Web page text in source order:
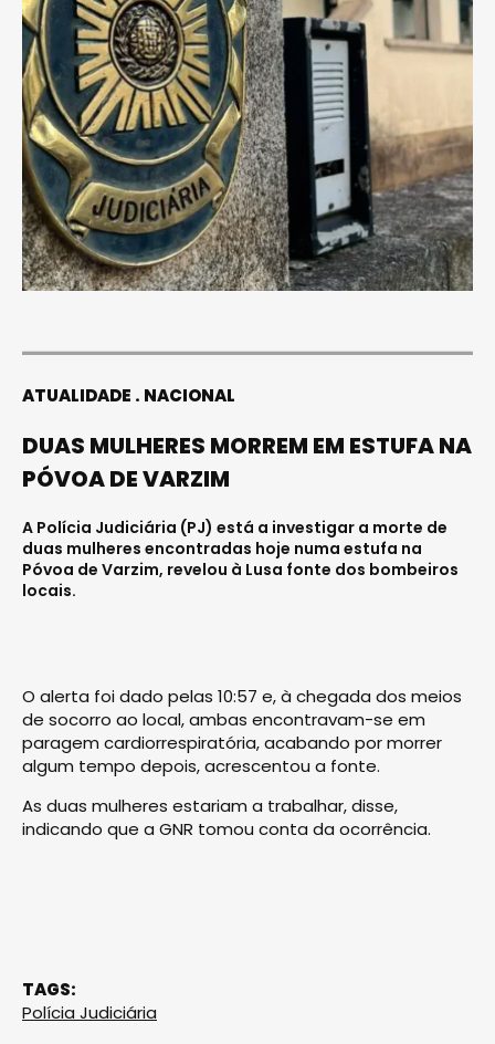
ATUALIDADE NACIONAL
DUAS MULHERES MORREM EM ESTUFA NA
PÓVOA DE VARZIM
A Polícia Judiciária (PJ) está a investigar a morte de
duas mulheres encontradas hoje numa estufa na
Póvoa de Varzim, revelou à Lusa fonte dos bombeiros
locais.
O alerta foi dado pelas 10:57 e, à chegada dos meios
de socorro ao local, ambas encontravam-se em
paragem cardiorrespiratória, acabando por morrer
algum tempo depois, acrescentou a fonte.
As duas mulheres estariam a trabalhar, disse,
indicando que a GNR tomou conta da ocorrência.
TAGS:
Polícia Judiciária